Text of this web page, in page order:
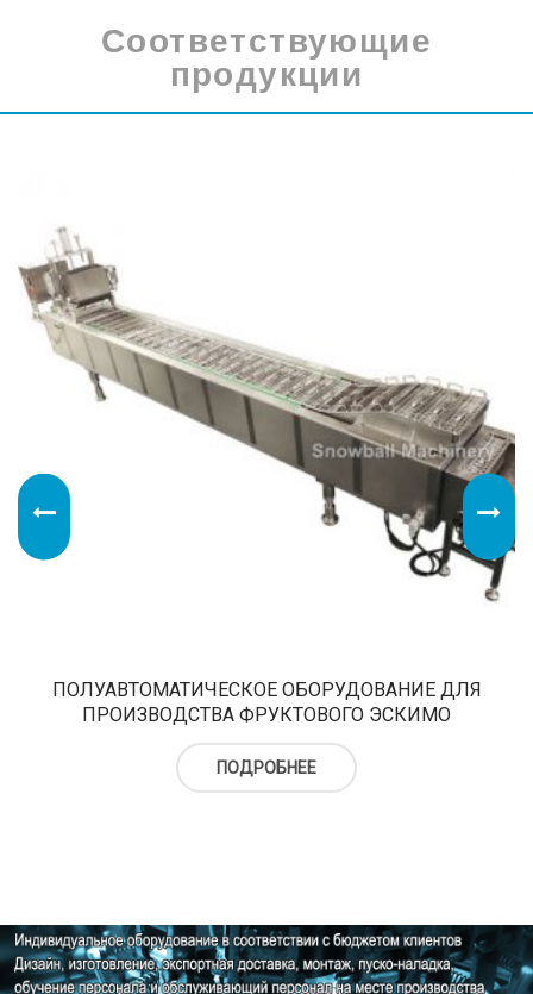
Соответствующие
продукции
ПОЛУАВТОМАТИЧЕСКОЕ ОБОРУДОВАНИЕ ДЛЯ
ПРОИЗВОДСТВА ФРУКТОВОГО ЭСКИМО
ПОДРОБНЕЕ